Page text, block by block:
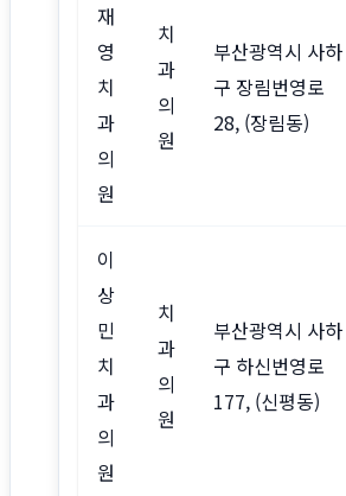
재
영
치
과
의
원
치
과
의
원
부산광역시 사하
구 장림번영로
28, (장림동)
이
상
민
치
과
의
원
치
과
의
원
부산광역시 사하
구 하신번영로
177, (신평동)